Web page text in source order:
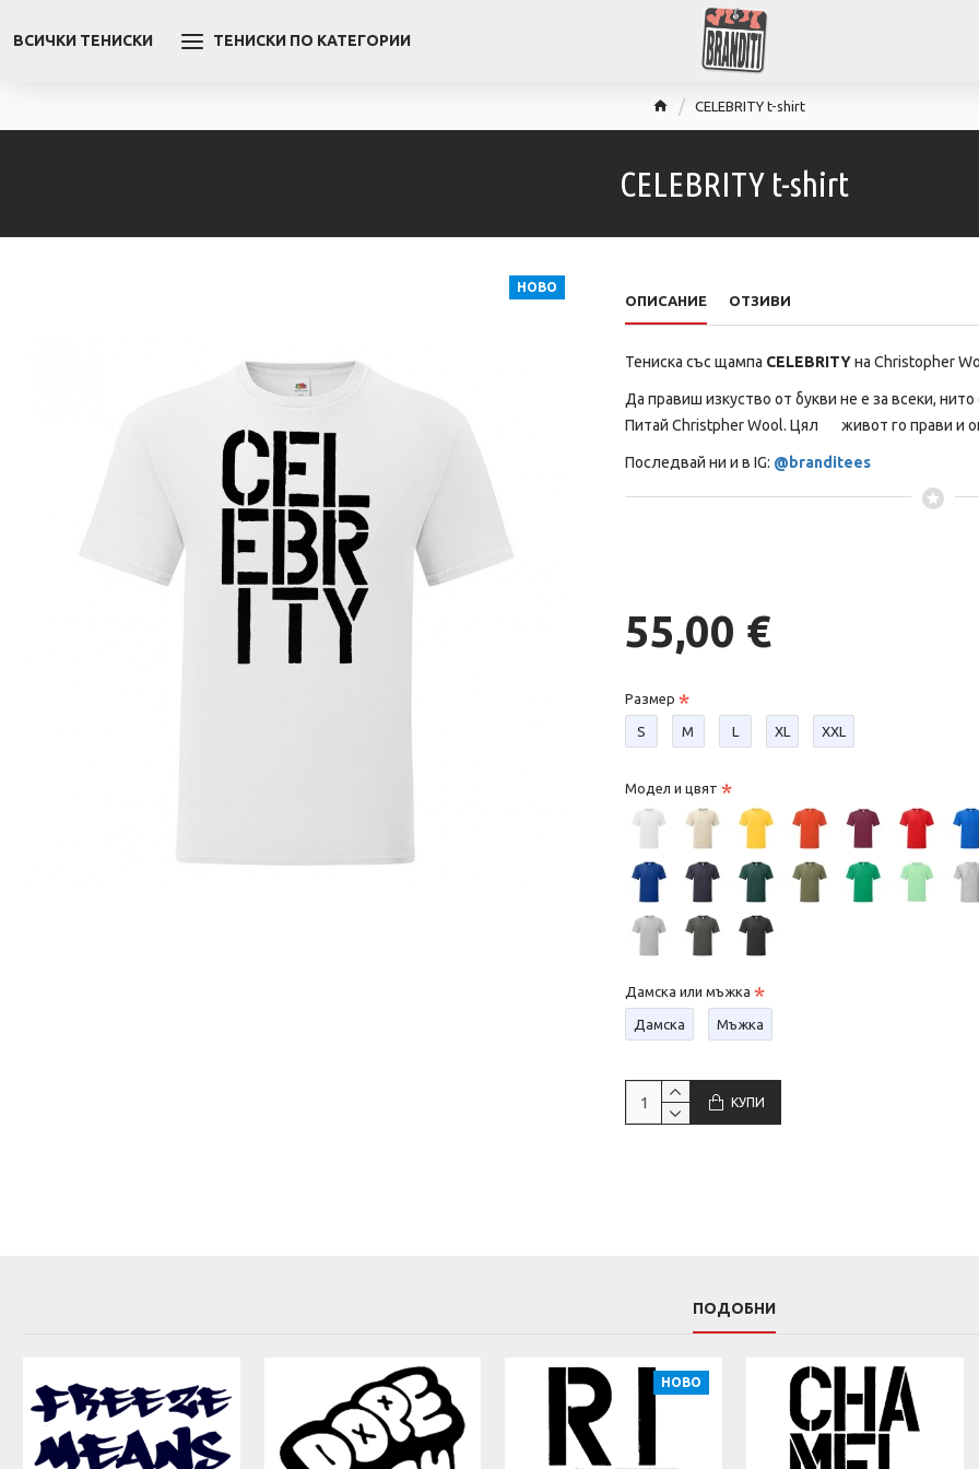
ВСИЧКИ ТЕНИСКИ ТЕНИСКИ ПО КАТЕГОРИИ
CELEBRITY t-shirt
CELEBRITY t-shirt
НОВО
ОПИСАНИЕ ОТЗИВИ
Тениска със щампа CELEBRITY на Christopher
Да правиш изкуство от букви не е за всеки,
Питай Christpher Wool. Цял живот го прави и
Последвай ни и в IG: @branditees
55,00 €
Размер
S М L XL XXL
Модел и цвят
Дамска или мъжка
Дамска Мъжка
КУПИ
ПОДОБНИ
НОВО